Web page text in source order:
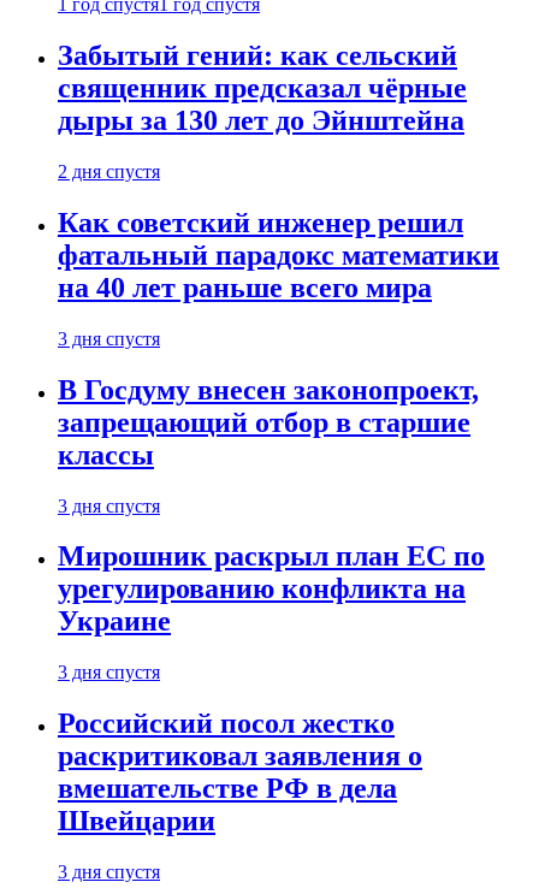
1 год спустя 1 год спустя
Забытый гений: как сельский
священник предсказал чёрные
дыры за 130 лет до Эйнштейна
2 дня спустя
Как советский инженер решил
фатальный парадокс математики
на 40 лет раньше всего мира
3 дня спустя
В Госдуму внесен законопроект,
запрещающий отбор в старшие
классы
3 дня спустя
Мирошник раскрыл план ЕС по
урегулированию конфликта на
Украине
3 дня спустя
Российский посол жестко
раскритиковал заявления о
вмешательстве РФ в дела
Швейцарии
3 дня спустя